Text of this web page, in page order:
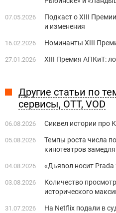
07.05.2026
Подкаст о XIII
и изменения
16.02.2026 Номинанты XIII
27.01.2026 XIII Премия АПКиТ:
Другие статьи по
сервисы, OTT, VOD
06.08.2026 Сиквел истории про
05.08.2026
Темпы роста числа
кинотеатров
04.08.2026 «Дьявол носит Prada
03.08.2026
Количество
исторического
31.07.2026
На Netflix подали в